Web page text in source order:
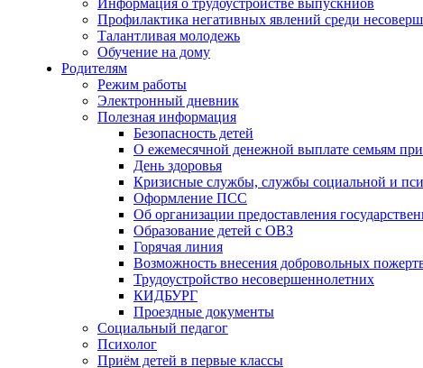
Информация о трудоустройстве выпускниов
Профилактика негативных явлений среди
Талантливая молодежь
Обучение на дому
Родителям
Режим работы
Электронный дневник
Полезная информация
Безопасность детей
О ежемесячной денежной выплате семьям
День здоровья
Кризисные службы, службы социальной и
Оформление ПСС
Об организации предоставления
Образование детей с ОВЗ
Горячая линия
Возможность внесения добровольных
Трудоустройство несовершеннолетних
КИДБУРГ
Проездные документы
Социальный педагог
Психолог
Приём детей в первые классы